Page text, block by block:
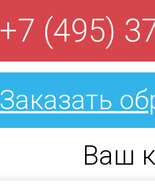
+7 (495)
Заказать
Ваш